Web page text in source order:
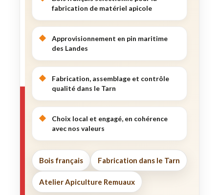
fabrication de matériel apicole
Approvisionnement en pin maritime
des Landes
Fabrication, assemblage et contrôle
qualité dans le Tarn
Choix local et engagé, en cohérence
avec nos valeurs
Bois français Fabrication dans le Tarn
Atelier Apiculture Remuaux